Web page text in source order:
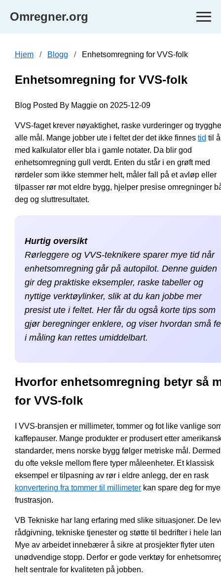
Omregner.org
Hjem Blogg Enhetsomregning for VVS-folk
Enhetsomregning for VVS-folk
Blog Posted By Maggie on 2025-12-09
VVS-faget krever nøyaktighet, raske vurderinger og
alle mål. Mange jobber ute i feltet der det ikke finnes tid til
med kalkulator eller bla i gamle notater. Da blir god
enhetsomregning gull verdt. Enten du står i en grøft med
rørdeler som ikke stemmer helt, måler fall på et avløp eller
tilpasser rør mot eldre bygg, hjelper presise omregninger
deg og sluttresultatet.
Hurtig oversikt
Rørleggere og VVS-teknikere sparer mye tid når
enhetsomregning går på autopilot. Denne guiden
gir deg praktiske eksempler, raske tabeller og
nyttige verktøylinker, slik at du kan jobbe mer
presist ute i feltet. Her får du også korte tips som
gjør beregninger enklere, og viser hvordan små
i måling kan rettes umiddelbart.
Hvorfor enhetsomregning betyr så
for VVS-folk
I VVS-bransjen er millimeter, tommer og fot like vanlige
kaffepauser. Mange produkter er produsert etter
standarder, mens norske bygg følger metriske mål.
du ofte veksle mellom flere typer måleenheter. Et klassisk
eksempel er tilpasning av rør i eldre anlegg, der en rask
konvertering fra tommer til millimeter kan spare deg for mye
frustrasjon.
VB Tekniske har lang erfaring med slike situasjoner. De
rådgivning, tekniske tjenester og støtte til bedrifter i hele
Mye av arbeidet innebærer å sikre at prosjekter flyter uten
unødvendige stopp. Derfor er gode verktøy for
helt sentrale for kvaliteten på jobben.